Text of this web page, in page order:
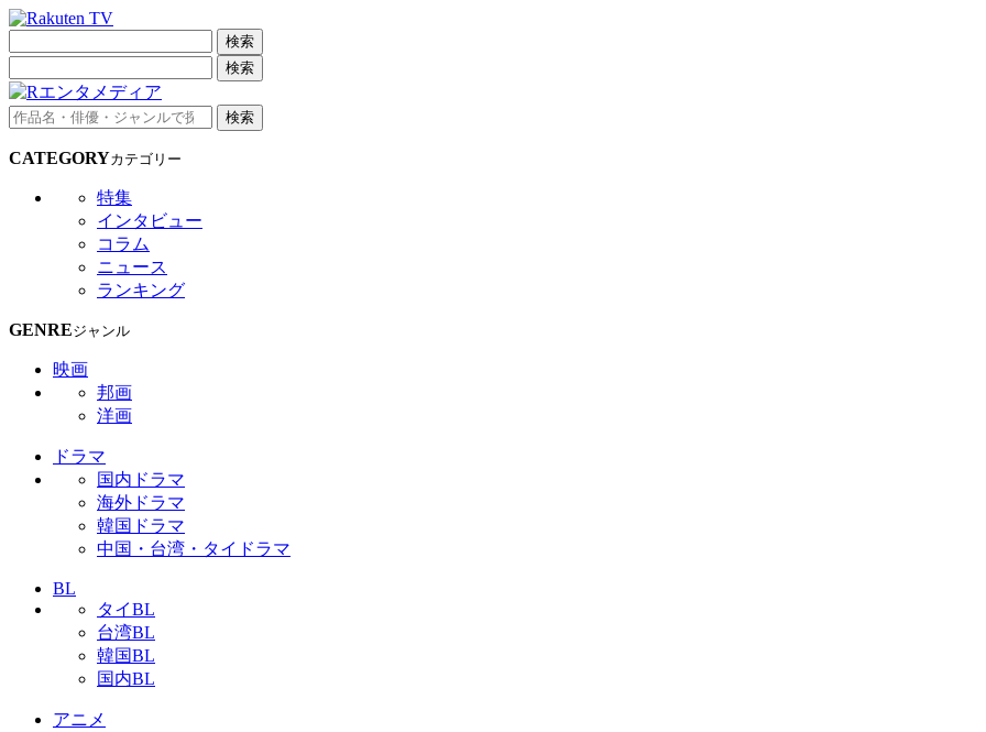
検索
検索
検索
CATEGORYカテゴリー
特集
インタビュー
コラム
ニュース
ランキング
GENREジャンル
映画
邦画
洋画
ドラマ
国内ドラマ
海外ドラマ
韓国ドラマ
中国・台湾・タイドラマ
BL
タイBL
台湾BL
韓国BL
国内BL
アニメ